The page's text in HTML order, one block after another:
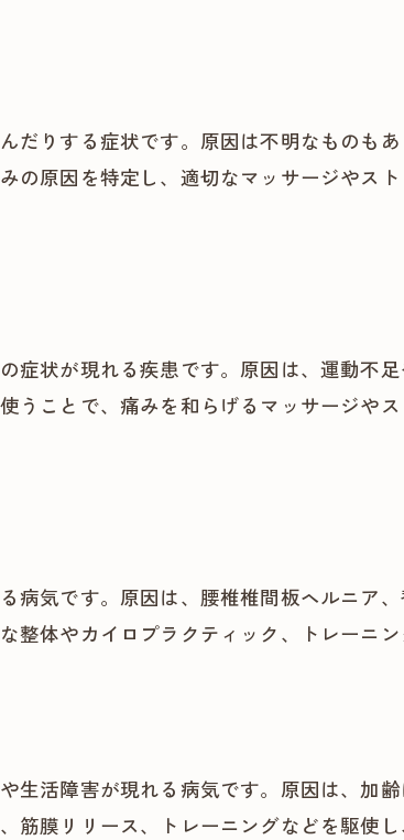
だりする症状です。原因は不明なものも
の原因を特定し、適切なマッサージやス
症状が現れる疾患です。原因は、運動不
うことで、痛みを和らげるマッサージや
病気です。原因は、腰椎椎間板ヘルニア
整体やカイロプラクティック、トレーニ
生活障害が現れる病気です。原因は、加
筋膜リリース、トレーニングなどを駆使